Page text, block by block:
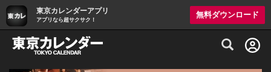
東京カレンダーアプリ
アプリなら超サクサク！
無料ダウンロード
グルメ情報・プレミアムレストラン予約